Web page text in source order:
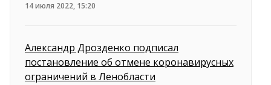
14 июля 2022, 15:20
Александр Дрозденко подписал
постановление об отмене коронавирусных
ограничений в Ленобласти